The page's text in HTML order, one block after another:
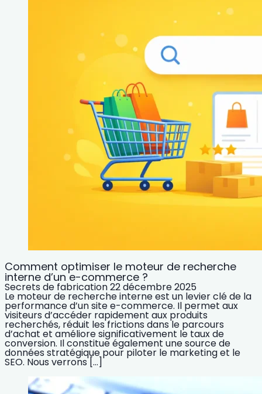
Comment optimiser le moteur de recherche
interne d’un e-commerce ?
Secrets de fabrication22 décembre 2025
Le moteur de recherche interne est un levier clé de la
performance d’un site e-commerce. Il permet aux
visiteurs d’accéder rapidement aux produits
recherchés, réduit les frictions dans le parcours
d’achat et améliore significativement le taux de
conversion. Il constitue également une source de
données stratégique pour piloter le marketing et le
SEO. Nous verrons […]